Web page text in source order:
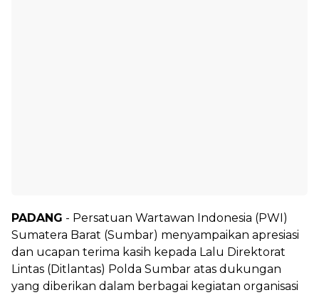
PADANG - Persatuan Wartawan Indonesia (PWI)
Sumatera Barat (Sumbar) menyampaikan apresiasi
dan ucapan terima kasih kepada Lalu Direktorat
Lintas (Ditlantas) Polda Sumbar atas dukungan
yang diberikan dalam berbagai kegiatan organisasi